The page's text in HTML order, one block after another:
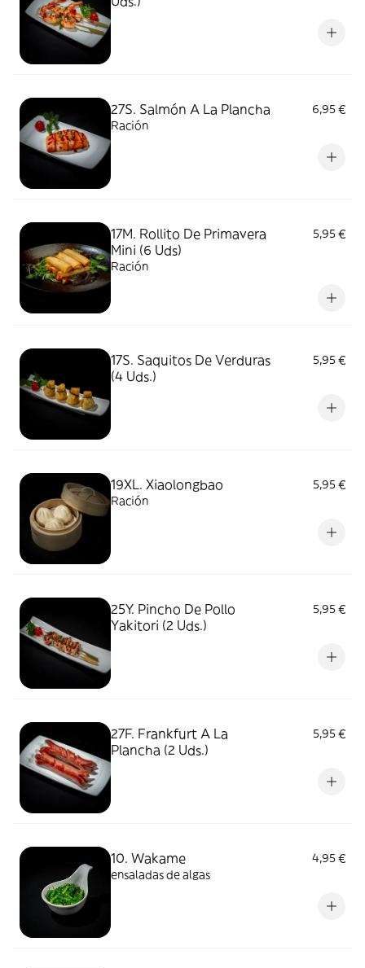
27S. Salmón A La Plancha
6,95 €
Ración
17M. Rollito De Primavera
Mini (6 Uds)
5,95 €
Ración
17S. Saquitos De Verduras
(4 Uds.)
5,95 €
19XL. Xiaolongbao
5,95 €
Ración
25Y. Pincho De Pollo
Yakitori (2 Uds.)
5,95 €
27F. Frankfurt A La
Plancha (2 Uds.)
5,95 €
10. Wakame
4,95 €
ensaladas de algas